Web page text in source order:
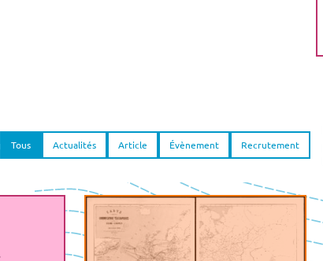
Tous Actualités Article Évènement Recrutement